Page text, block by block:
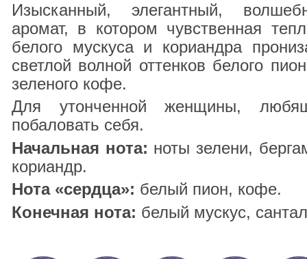
Изысканный, элегантный,
аромат, в котором чувственная
белого мускуса и кориандра
светлой волной оттенков белого
зеленого кофе.
Для утонченной женщины,
побаловать себя.
Начальная нота: ноты зелени,
кориандр.
Нота «сердца»: белый пион, кофе.
Конечная нота: белый мускус,